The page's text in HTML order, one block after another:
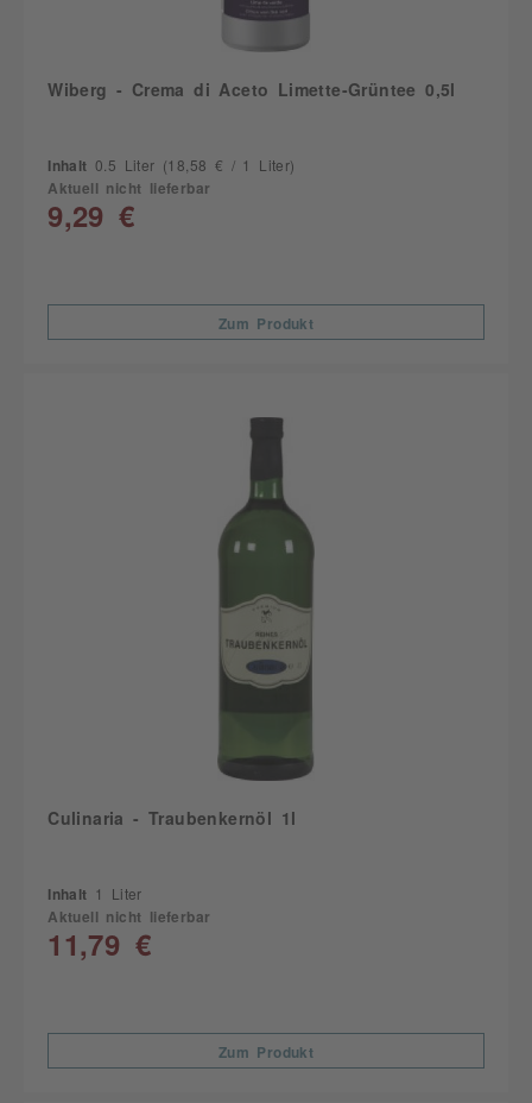
Wiberg - Crema di Aceto Limette-Grüntee 0,5l
Inhalt 0.5 Liter (18,58 € / 1 Liter)
Aktuell nicht lieferbar
9,29 €
Zum Produkt
Culinaria - Traubenkernöl 1l
Inhalt 1 Liter
Aktuell nicht lieferbar
11,79 €
Zum Produkt